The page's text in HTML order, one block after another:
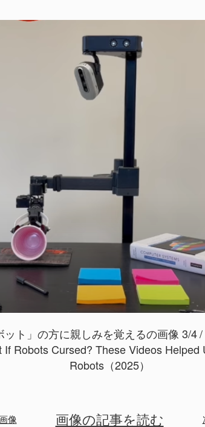
ト」の方に親しみを覚えるの画像 3/4
If Robots Cursed? These Videos
Robots（2025）
像 画像の記事を読む